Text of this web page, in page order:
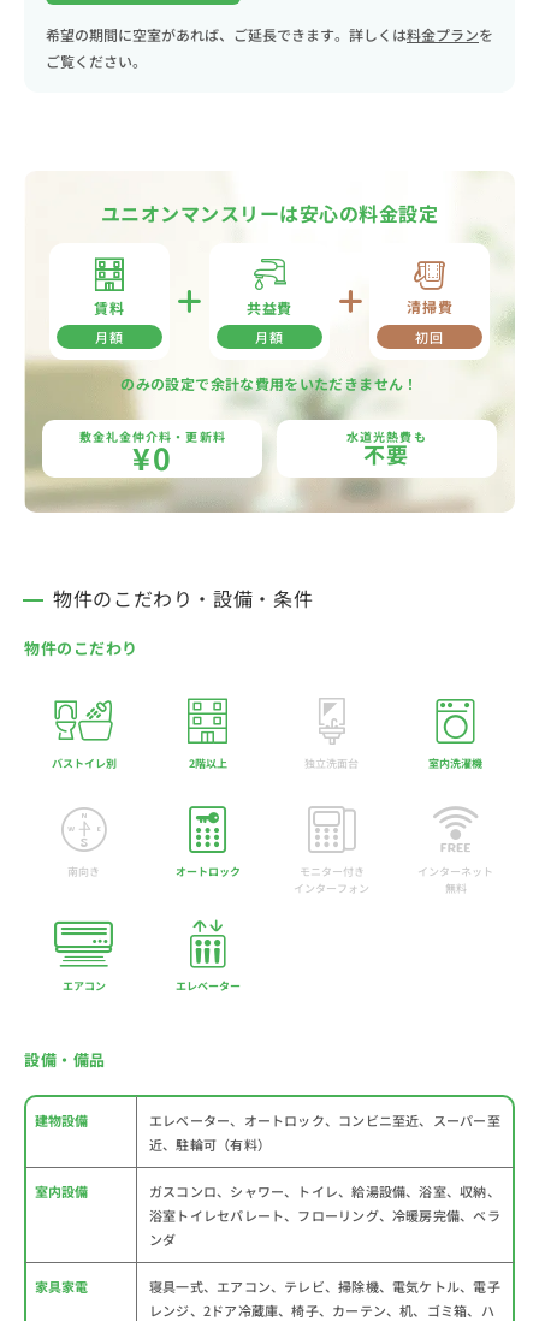
希望の期間に空室があれば、ご延長できます。詳しくは料金プランを
ご覧ください。
ユニオンマンスリーは安心の料金設定
賃料
月額
共益費
月額
清掃費
初回
のみの設定で余計な費用をいただきません！
敷金礼金仲介料・更新料
¥0 水道光熱費も
不要
物件のこだわり・設備・条件
物件のこだわり
バストイレ別 2階以上 独立洗面台 室内洗濯機
南向き オートロック
モニター付き
インターフォン
インターネット
無料
エアコン エレベーター
設備・備品
建物設備
エレベーター、オートロック、コンビニ至近、スーパー至
近、駐輪可（有料）
室内設備
ガスコンロ、シャワー、トイレ、給湯設備、浴室、収納、
浴室トイレセパレート、フローリング、冷暖房完備、ベラ
ンダ
家具家電
寝具一式、エアコン、テレビ、掃除機、電気ケトル、電子
レンジ、2ドア冷蔵庫、椅子、カーテン、机、ゴミ箱、ハ